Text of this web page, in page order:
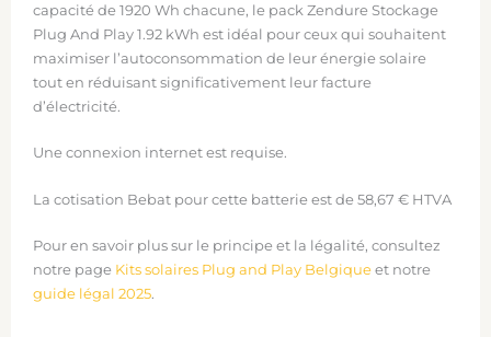
capacité de 1920 Wh chacune, le pack Zendure Stockage
Plug And Play 1.92 kWh est idéal pour ceux qui souhaitent
maximiser l’autoconsommation de leur énergie solaire
tout en réduisant significativement leur facture
d’électricité.
Une connexion internet est requise.
La cotisation Bebat pour cette batterie est de 58,67 € HTVA
Pour en savoir plus sur le principe et la légalité, consultez
notre page Kits solaires Plug and Play Belgique et notre
guide légal 2025.